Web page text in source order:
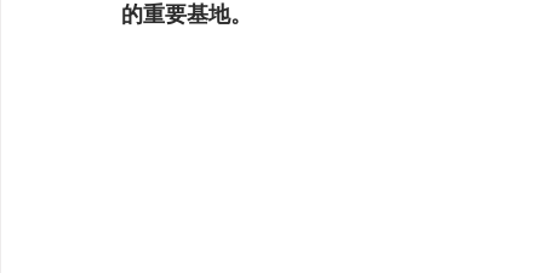
的重要基地。